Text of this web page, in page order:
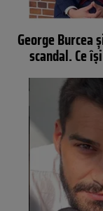
George Burcea
scandal. Ce